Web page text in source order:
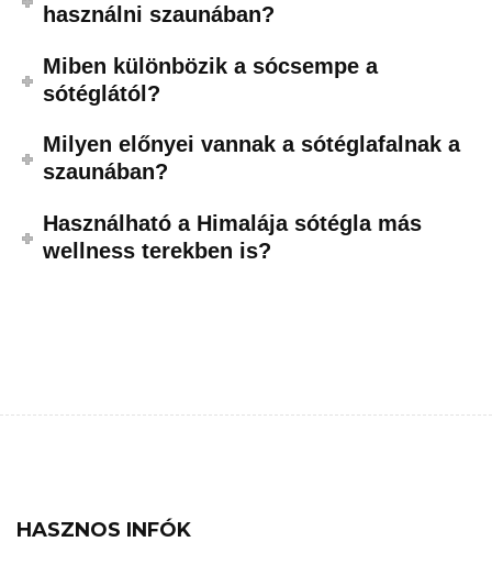
használni szaunában?
Miben különbözik a sócsempe a
sótéglától?
Milyen előnyei vannak a sótéglafalnak a
szaunában?
Használható a Himalája sótégla más
wellness terekben is?
HASZNOS INFÓK